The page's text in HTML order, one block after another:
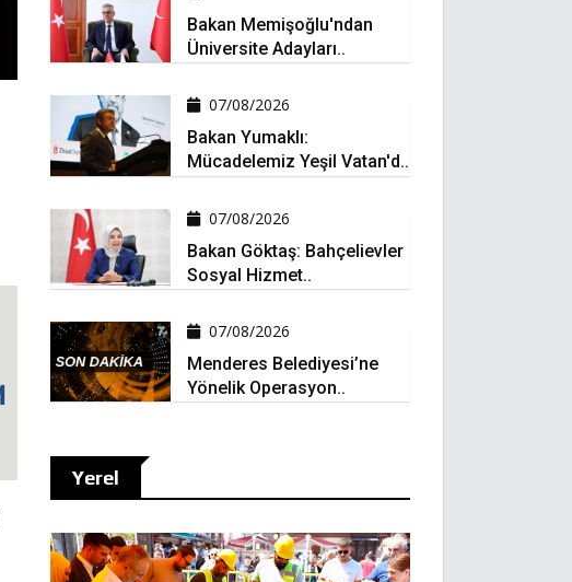
Bakan Memişoğlu'ndan
Üniversite Adayları..
07/08/2026
Bakan Yumaklı:
Mücadelemiz Yeşil Vatan'd..
07/08/2026
Bakan Göktaş: Bahçelievler
Sosyal Hizmet..
07/08/2026
Menderes Belediyesi’ne
Yönelik Operasyon..
Yerel